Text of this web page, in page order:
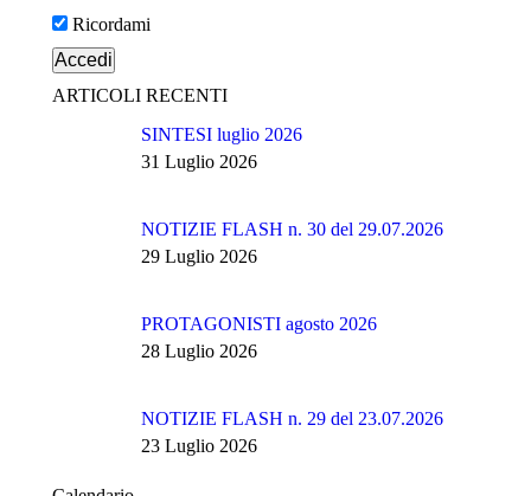
Ricordami
ARTICOLI RECENTI
SINTESI luglio 2026
31 Luglio 2026
NOTIZIE FLASH n. 30 del 29.07.2026
29 Luglio 2026
PROTAGONISTI agosto 2026
28 Luglio 2026
NOTIZIE FLASH n. 29 del 23.07.2026
23 Luglio 2026